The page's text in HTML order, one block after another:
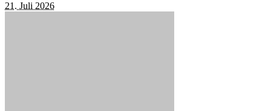
21. Juli 2026